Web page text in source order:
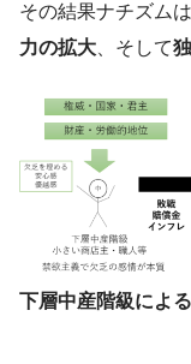
その結果ナチズムは
力の拡大 、そして
下層中産階級によ